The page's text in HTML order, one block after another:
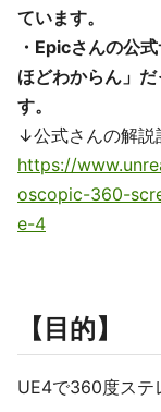
ています。
・Epicさんの公
ほどわからん」
す。
↓公式さんの解説
https://
oscopic-360-
e-4
【目的】
UE4で360度ステ